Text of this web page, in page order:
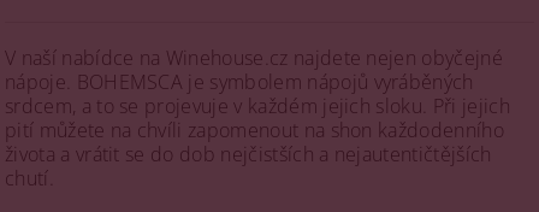
V naší nabídce na Winehouse.cz najdete nejen obyčejné
nápoje. BOHEMSCA je symbolem nápojů vyráběných
srdcem, a to se projevuje v každém jejich sloku. Při jejich
pití můžete na chvíli zapomenout na shon každodenního
života a vrátit se do dob nejčistších a nejautentičtějších
chutí.